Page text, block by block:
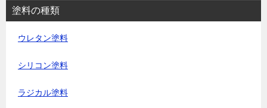
塗料の種類
ウレタン塗料
シリコン塗料
ラジカル塗料